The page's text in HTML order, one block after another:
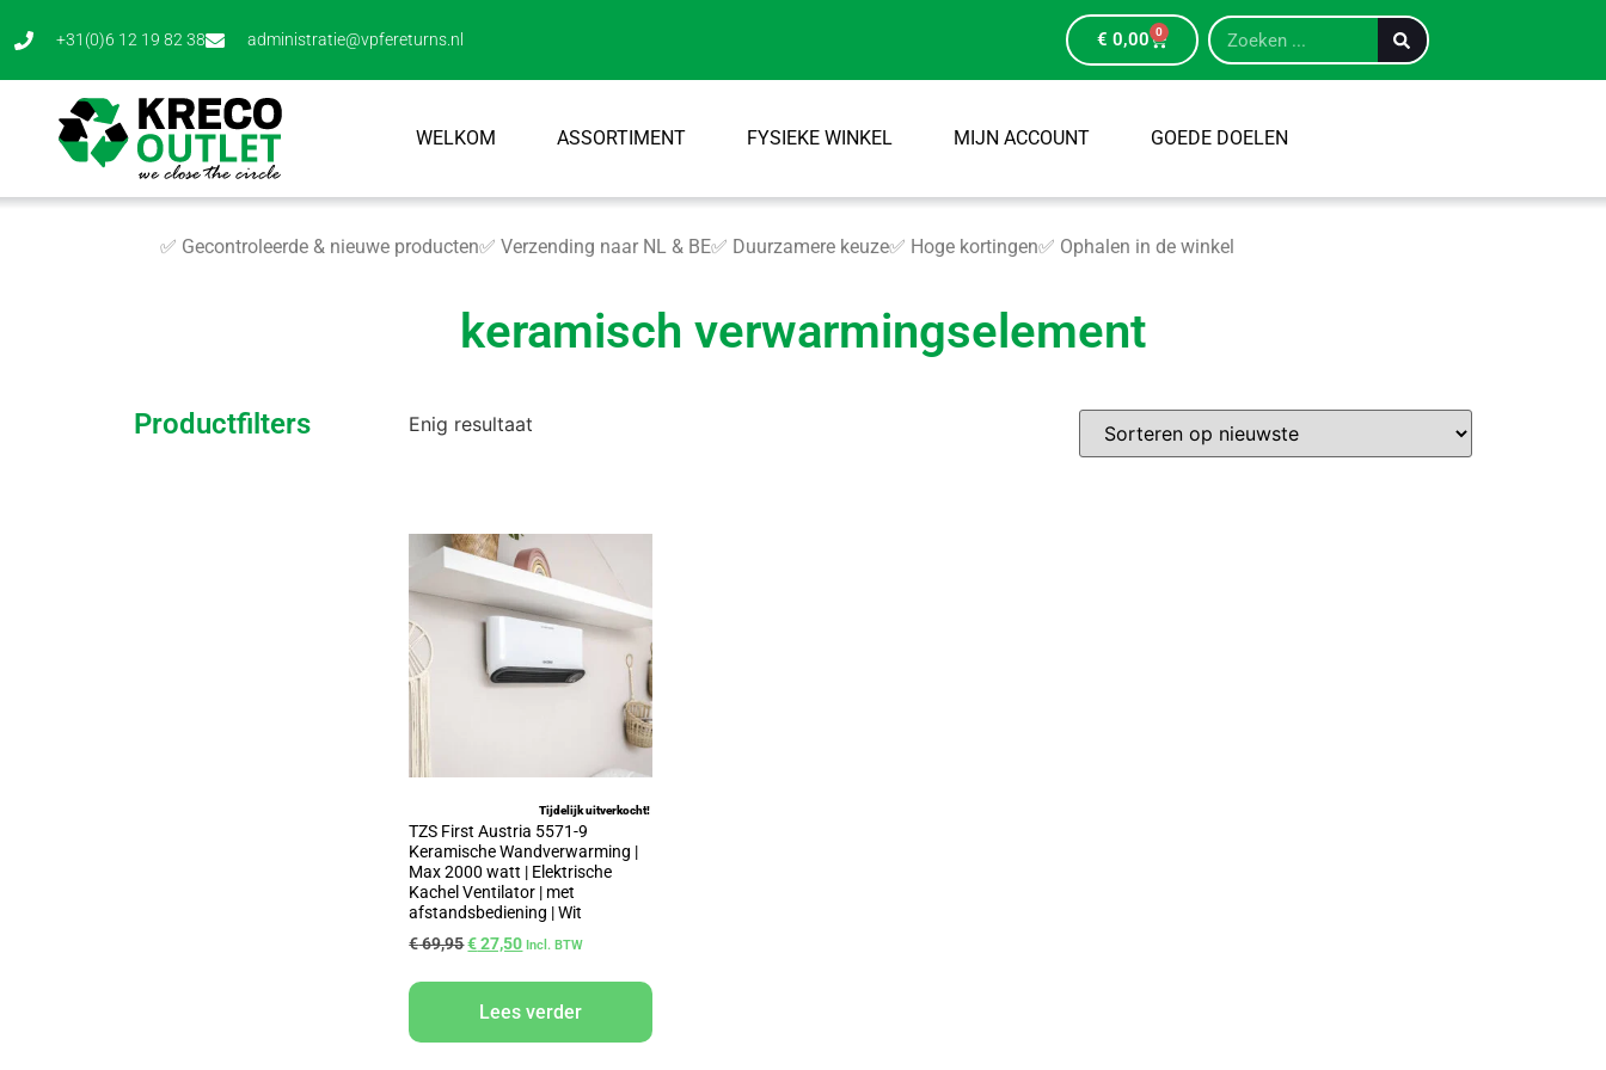
+31(0)6 12 19 82 38 administratie@vpfereturns.nl € 0,00 0
WELKOM ASSORTIMENT FYSIEKE WINKEL MIJN ACCOUNT GOEDE DOELEN
✅ Gecontroleerde & nieuwe producten✅ Verzending naar NL & BE✅ Duurzamere keuze✅ Hoge kortingen✅ Ophalen in de winkel
keramisch verwarmingselement
Productfilters Enig resultaat
Tijdelijk uitverkocht!
TZS First Austria 5571-9
Keramische Wandverwarming |
Max 2000 watt | Elektrische
Kachel Ventilator | met
afstandsbediening | Wit
€69,95€27,50 Incl. BTW
Lees verder